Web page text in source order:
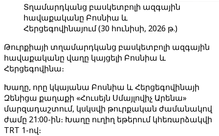
Տղամարդկանց բասկետբոլի ազգային
հավաքականը Բոսնիա և
Հերցեգովինայում (30 հունիսի, 2026 թ.)
Թուրքիայի տղամարդկանց բասկետբոլի ազգային
հավաքականը վաղը կայցելի Բոսնիա և
Հերցեգովինա։
Խաղը, որը կկայանա Բոսնիա և Հերցեգովինայի
Զենիցա քաղաքի «Հուսեյն Սմայլովիչ Արենա»
մարզադաշտում, կսկսվի թուրքական ժամանակով
ժամը 21:00-ին։ Խաղը ուղիղ եթերում կհեռարձակվի
TRT 1-ով։